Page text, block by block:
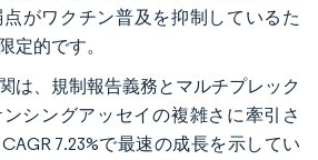
がワクチン普及を抑制しているた
定的です。
は、規制報告義務とマルチプレック
シングアッセイの複雑さに牽引さ
7.23%で最速の成長を示してい